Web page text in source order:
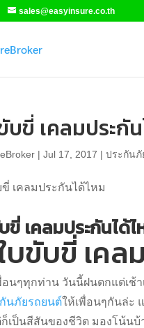
sales@easyinsure.co.th
บขี่ เคลมประกั
|Jul 17, 2017 |ประกันภั
ขี่ เคลมประกันได้
นๆทุกท่าน วันนี้ฝนตกแต่เช้า
นภัยรถยนต์ให้เพื่อนๆกันล่ะ
เป็นสีสันของชีวิต มองโน้นบ้